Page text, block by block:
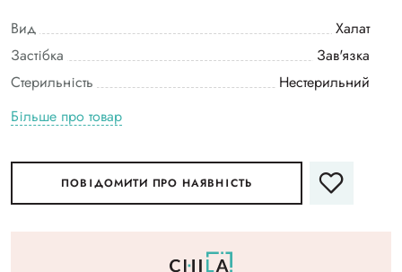
Вид
Халат
Застібка
Зав'язка
Стерильність
Нестерильний
Більше про товар
ПОВІДОМИТИ ПРО НАЯВНІСТЬ